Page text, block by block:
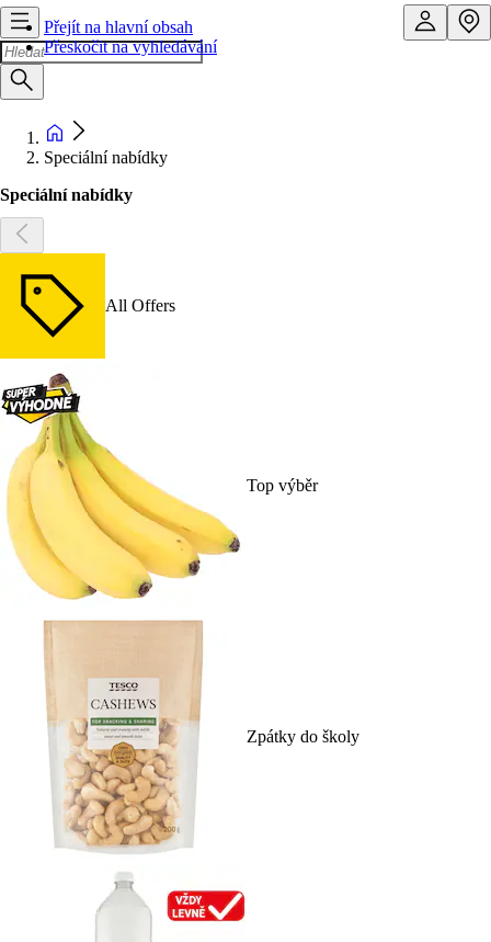
Přejít na hlavní obsah
Přeskočit na vyhledávání
Speciální nabídky
Speciální nabídky
All Offers
Top výběr
Zpátky do školy